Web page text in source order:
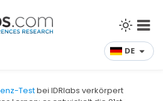
DE
Testbei IDRlabs verkörpert